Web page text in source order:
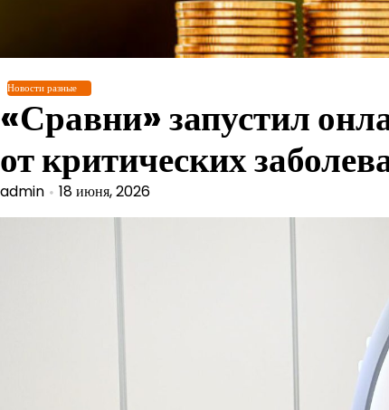
содержимому
Новости разные
«Сравни» запустил
от критических
admin 18 июня, 2026